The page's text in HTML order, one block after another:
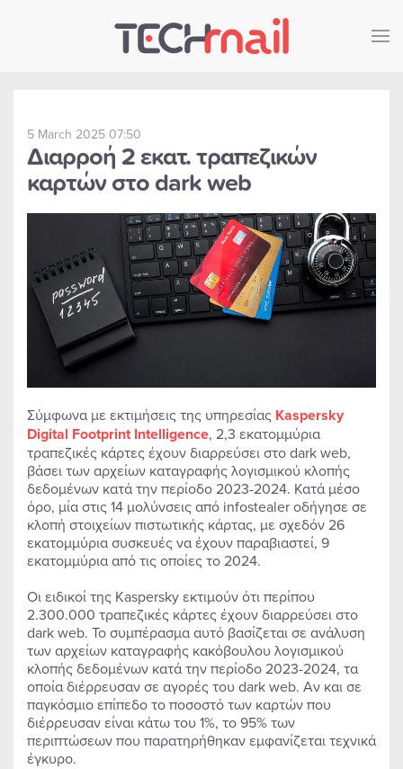
Skip to main content
5 March 2025 07:50
Διαρροή 2 εκατ. τραπεζικών
καρτών στο dark web
Σύμφωνα με εκτιμήσεις της υπηρεσίας Kaspersky
Digital Footprint Intelligence, 2,3 εκατομμύρια
τραπεζικές κάρτες έχουν διαρρεύσει στο dark web,
βάσει των αρχείων καταγραφής λογισμικού κλοπής
δεδομένων κατά την περίοδο 2023-2024. Κατά μέσο
όρο, μία στις 14 μολύνσεις από infostealer οδήγησε σε
κλοπή στοιχείων πιστωτικής κάρτας, με σχεδόν 26
εκατομμύρια συσκευές να έχουν παραβιαστεί, 9
εκατομμύρια από τις οποίες το 2024.
Οι ειδικοί της Kaspersky εκτιμούν ότι περίπου
2.300.000 τραπεζικές κάρτες έχουν διαρρεύσει στο
dark web. Το συμπέρασμα αυτό βασίζεται σε ανάλυση
των αρχείων καταγραφής κακόβουλου λογισμικού
κλοπής δεδομένων κατά την περίοδο 2023-2024, τα
οποία διέρρευσαν σε αγορές του dark web. Αν και σε
παγκόσμιο επίπεδο το ποσοστό των καρτών που
διέρρευσαν είναι κάτω του 1%, το 95% των
περιπτώσεων που παρατηρήθηκαν εμφανίζεται τεχνικά
έγκυρο.